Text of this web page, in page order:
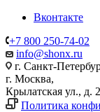
Вконтакте
+7 800 250-74-02
info@shonx.ru
г. Санкт-
г. Москва,
Крылатская ул., д.
Политика